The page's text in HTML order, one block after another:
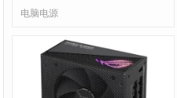
电脑电源